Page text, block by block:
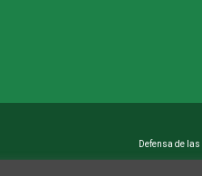
Defensa de